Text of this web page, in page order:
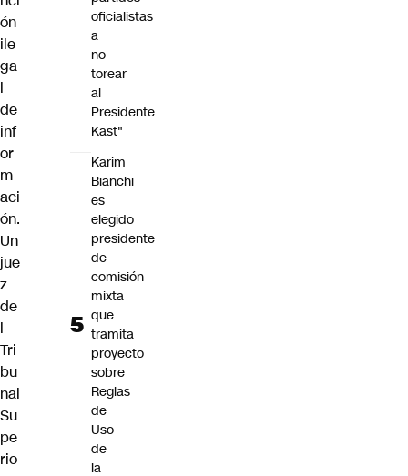
ón
ile
ga
l
de
inf
or
m
aci
ón.
Un
jue
z
de
l
Tri
bu
nal
Su
pe
rio
oficialistas
a
no
torear
al
Presidente
Kast"
Karim
Bianchi
es
elegido
presidente
de
comisión
mixta
que
tramita
proyecto
sobre
Reglas
de
Uso
de
la